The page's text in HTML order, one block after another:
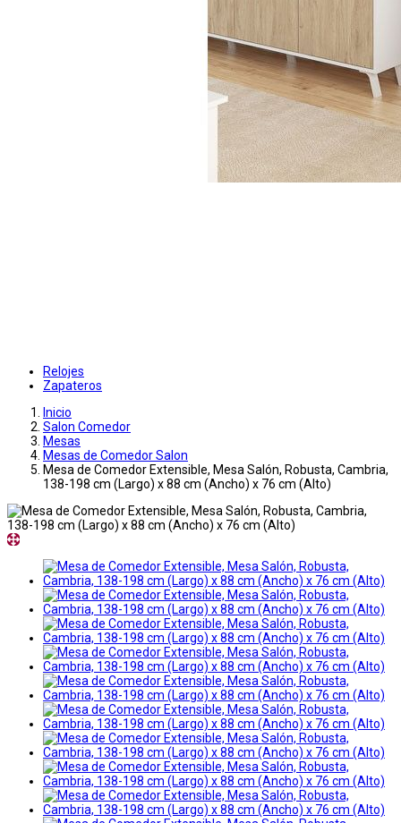
Relojes
Zapateros
Inicio
Salon Comedor
Mesas
Mesas de Comedor Salon
Mesa de Comedor Extensible, Mesa Salón, Robusta, Cambria,
138-198 cm (Largo) x 88 cm (Ancho) x 76 cm (Alto)